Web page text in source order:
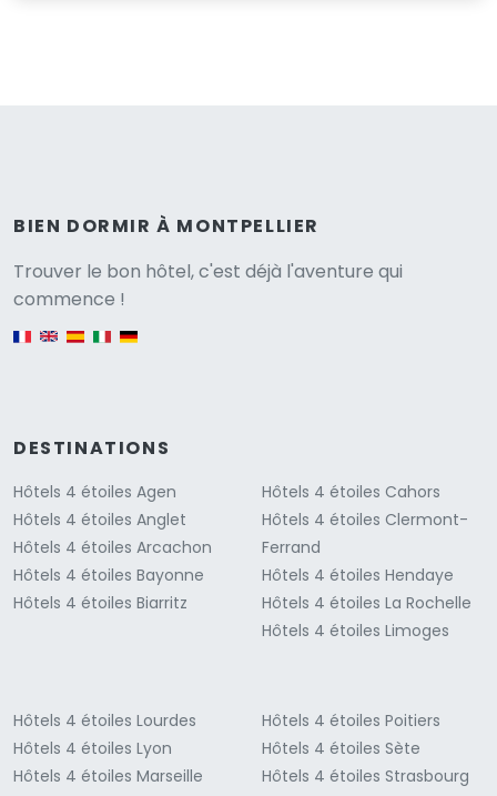
BIEN DORMIR À MONTPELLIER
Trouver le bon hôtel, c'est déjà l'aventure qui
commence !
DESTINATIONS
Hôtels 4 étoiles Agen
Hôtels 4 étoiles Anglet
Hôtels 4 étoiles Arcachon
Hôtels 4 étoiles Bayonne
Hôtels 4 étoiles Biarritz
Hôtels 4 étoiles Cahors
Hôtels 4 étoiles Clermont-
Ferrand
Hôtels 4 étoiles Hendaye
Hôtels 4 étoiles La Rochelle
Hôtels 4 étoiles Limoges
Hôtels 4 étoiles Lourdes
Hôtels 4 étoiles Lyon
Hôtels 4 étoiles Marseille
Hôtels 4 étoiles Poitiers
Hôtels 4 étoiles Sète
Hôtels 4 étoiles Strasbourg